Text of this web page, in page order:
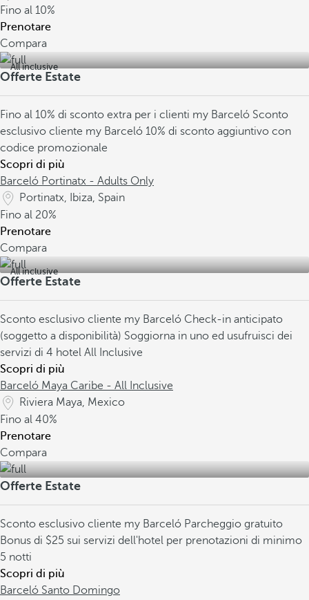
Fino al 10%
Prenotare
Compara
All inclusive
Offerte Estate
Fino al 10% di sconto extra per i clienti my Barceló Sconto
esclusivo cliente my Barceló 10% di sconto aggiuntivo con
codice promozionale
Scopri di più
Barceló Portinatx - Adults Only
Portinatx, Ibiza, Spain
Fino al 20%
Prenotare
Compara
All inclusive
Offerte Estate
Sconto esclusivo cliente my Barceló Check-in anticipato
(soggetto a disponibilità) Soggiorna in uno ed usufruisci dei
servizi di 4 hotel All Inclusive
Scopri di più
Barceló Maya Caribe - All Inclusive
Riviera Maya, Mexico
Fino al 40%
Prenotare
Compara
Offerte Estate
Sconto esclusivo cliente my Barceló Parcheggio gratuito
Bonus di $25 sui servizi dell'hotel per prenotazioni di minimo
5 notti
Scopri di più
Barceló Santo Domingo